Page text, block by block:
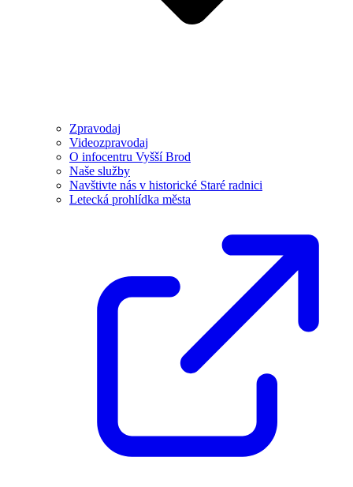
Zpravodaj
Videozpravodaj
O infocentru Vyšší Brod
Naše služby
Navštivte nás v historické Staré radnici
Letecká prohlídka města